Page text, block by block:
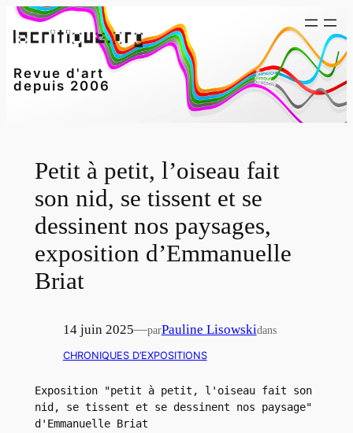
Aller
au
Revue d'art
depuis 2006
Petit à petit, l’oiseau fait
son nid, se tissent et se
dessinent nos paysages,
exposition d’Emmanuelle
Briat
14 juin 2025—parPauline Lisowskidans
CHRONIQUES D’EXPOSITIONS
Exposition "petit à petit, l'oiseau fait son
nid, se tissent et se dessinent nos paysage"
d'Emmanuelle Briat